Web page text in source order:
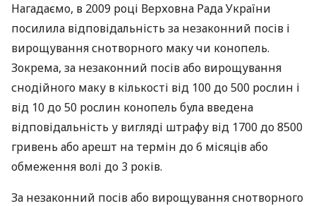
Нагадаємо, в 2009 році Верховна Рада України
посилила відповідальність за незаконний посів і
вирощування снотворного маку чи конопель.
Зокрема, за незаконний посів або вирощування
снодійного маку в кількості від 100 до 500 рослин і
від 10 до 50 рослин конопель була введена
відповідальність у вигляді штрафу від 1700 до 8500
гривень або арешт на термін до 6 місяців або
обмеження волі до 3 років.
За незаконний посів або вирощування снотворного